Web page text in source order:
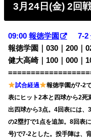
3月24日(金) 2回
09:00報徳学園 7-2
報徳学園｜030｜200｜
健大高崎｜100｜000｜
試合経過
報徳学園が7-2
表にヒット2本と四球から2死
出四球から3点。4回表には
の2塁打で1点を追加。8回表
号)で7-2とした。投手陣は、